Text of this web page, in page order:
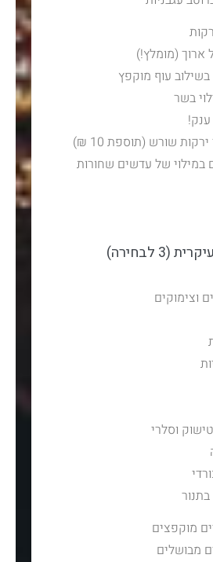
ארוך (מומלץ!)
בשילוב עוף מוקפץ
בשר
שורש (תוספת 10 ₪)
במילוי של עדשים שחורות
(3 לבחירה)
וצימוקים
וסלרי
מוקפצים
מבושלים